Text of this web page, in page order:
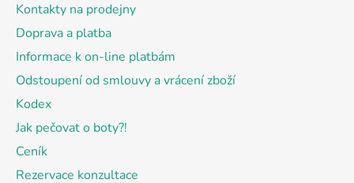
Kontakty na prodejny
Doprava a platba
Informace k on-line platbám
Odstoupení od smlouvy a vrácení zboží
Kodex
Jak pečovat o boty?!
Ceník
Rezervace konzultace